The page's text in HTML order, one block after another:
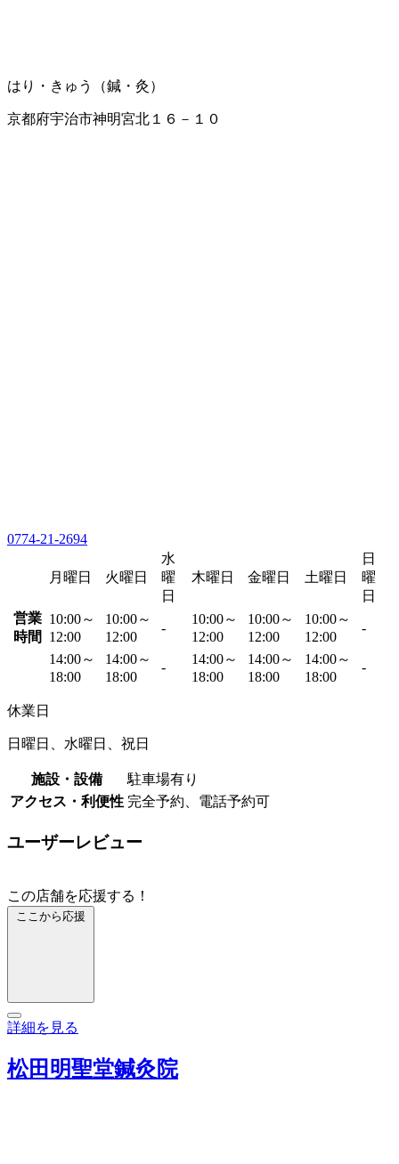
はり・きゅう（鍼・灸）
京都府宇治市神明宮北１６－１０
0774-21-2694
月曜日 火曜日
水
曜
日
木曜日 金曜日 土曜日
日
曜
日
営業
時間
10:00～
12:00
10:00～
12:00
-
10:00～
12:00
10:00～
12:00
10:00～
12:00
-
14:00～
18:00
14:00～
18:00
-
14:00～
18:00
14:00～
18:00
14:00～
18:00
-
休業日
日曜日、水曜日、祝日
施設・設備
駐車場有り
アクセス・利便性 完全予約、電話予約可
ユーザーレビュー
この店舗を応援する！
ここから応援
詳細を見る
松田明聖堂鍼灸院